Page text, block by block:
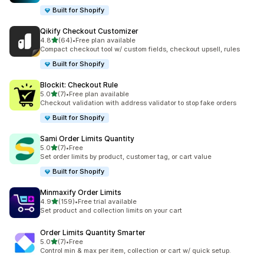
Built for Shopify
Qikify Checkout Customizer
4.8เต็ม 5 ดาว
(64)
ทั้งหมด 64 รีวิว
•Free plan available
Compact checkout tool w/ custom fields, checkout upsell, rules
Built for Shopify
Blockit: Checkout Rule
5.0เต็ม 5 ดาว
(7)
ทั้งหมด 7 รีวิว
•Free plan available
Checkout validation with address validator to stop fake orders
Built for Shopify
Sami Order Limits Quantity
5.0เต็ม 5 ดาว
(7)
ทั้งหมด 7 รีวิว
•Free
Set order limits by product, customer tag, or cart value
Built for Shopify
Minmaxify Order Limits
4.9เต็ม 5 ดาว
(159)
ทั้งหมด 159 รีวิว
•Free trial available
Set product and collection limits on your cart
Order Limits Quantity Smarter
5.0เต็ม 5 ดาว
(7)
ทั้งหมด 7 รีวิว
•Free
Control min & max per item, collection or cart w/ quick setup.